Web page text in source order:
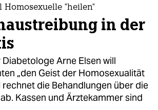
"heilen"
in der
Arne Elsen will
„den Geist der Homosexualität
die Behandlungen über die
Kassen und Ärztekammer sind